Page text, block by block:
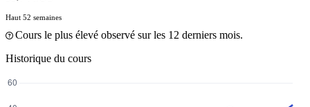
Haut 52 semaines
Cours le plus élevé observé sur les 12 derniers mois.
Historique du cours